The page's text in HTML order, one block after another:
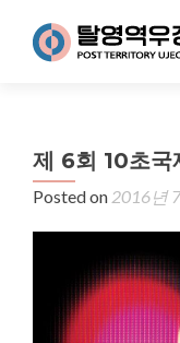
제 6회 10초국
Posted on 2016년